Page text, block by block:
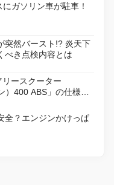
ガソリン車が駐車！
突然バースト!? 炎天下
べき点検内容とは
ースクーター
）400 ABS」の仕様を
全？エンジンかけっぱ